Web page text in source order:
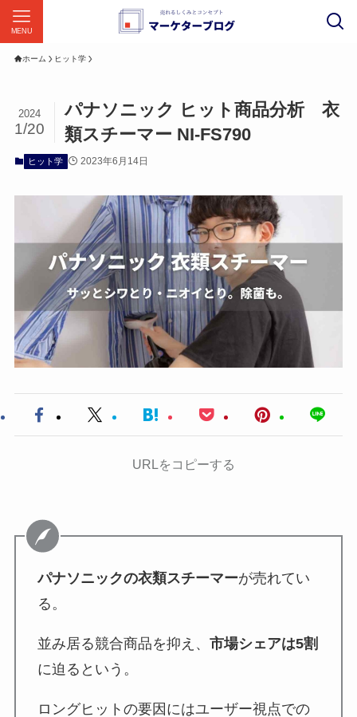
MENU
ホーム ヒット学
パナソニック ヒット商品分析 衣
類スチーマー NI-FS790
2024
1/20
ヒット学 2023年6月14日
URLをコピーする
パナソニックの衣類スチーマーが売れてい
る。
並み居る競合商品を抑え、 市場シェアは5割
に迫るという。
ロングヒットの要因にはユーザー視点での